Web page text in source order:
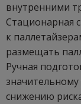
внутренними
Стационарная
к
размещать
Ручная
снижению